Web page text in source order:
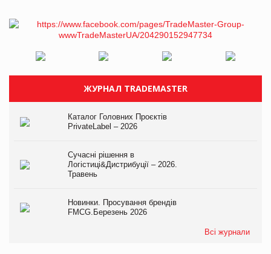
ЖУРНАЛ TRADEMASTER
Каталог Головних Проєктів
PrivateLabel – 2026
Сучасні рішення в
Логістиці&Дистрибуції – 2026.
Травень
Новинки. Просування брендів
FMCG.Березень 2026
Всі журнали